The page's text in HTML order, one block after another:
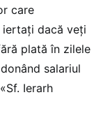
care
iertați dacă veți
plată în zilele
salariul
Ierarh